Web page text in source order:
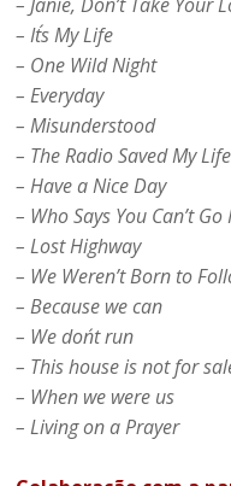
– It´s My Life
– One Wild Night
– Everyday
– Misunderstood
– The Radio Saved My
– Have a Nice Day
– Who Says You Can’t
– Lost Highway
– We Weren’t Born to
– Because we can
– We don´t run
– This house is not for
– When we were us
– Living on a Prayer